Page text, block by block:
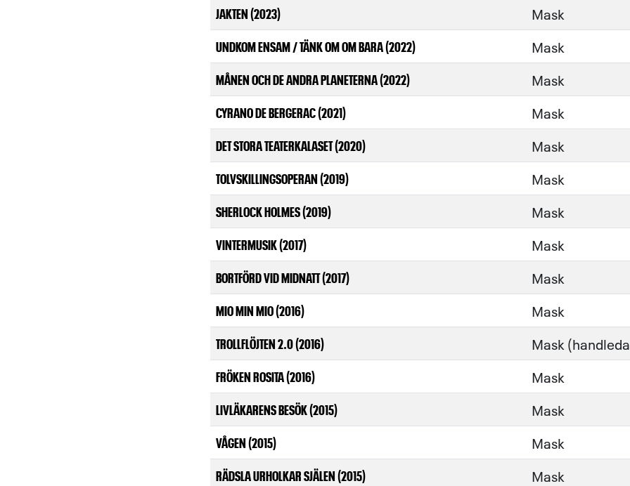
JAKTEN (2023) Mask
UNDKOM ENSAM / TÄNK OM OM BARA (2022) Mask
MÅNEN OCH DE ANDRA PLANETERNA (2022) Mask
CYRANO DE BERGERAC (2021) Mask
DET STORA TEATERKALASET (2020) Mask
TOLVSKILLINGSOPERAN (2019) Mask
SHERLOCK HOLMES (2019) Mask
VINTERMUSIK (2017) Mask
BORTFÖRD VID MIDNATT (2017) Mask
MIO MIN MIO (2016) Mask
TROLLFLÖJTEN 2.0 (2016) Mask
FRÖKEN ROSITA (2016) Mask
LIVLÄKARENS BESÖK (2015) Mask
VÅGEN (2015) Mask
RÄDSLA URHOLKAR SJÄLEN (2015) Mask